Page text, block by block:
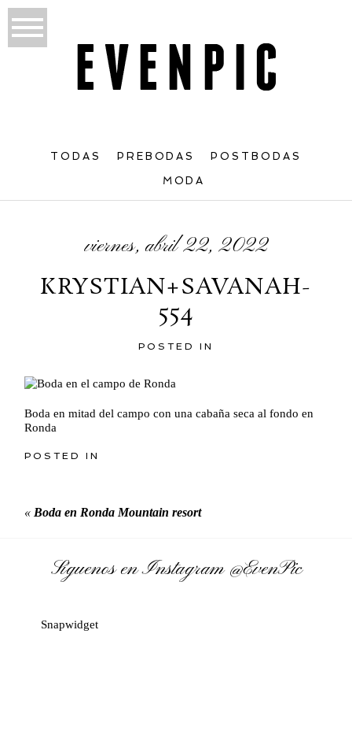
TODAS PREBODAS POSTBODAS
MODA
viernes, abril 22, 2022
KRYSTIAN+SAVANAH-
554
POSTED IN
Boda en mitad del campo con una cabaña seca al fondo en
Ronda
POSTED IN
« Boda en Ronda Mountain resort
Síguenos en Instagram@EvenPic
Snapwidget